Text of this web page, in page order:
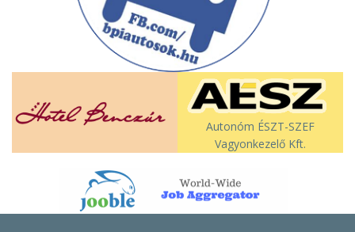
Autonóm ÉSZT-SZEF
Vagyonkezelő Kft.